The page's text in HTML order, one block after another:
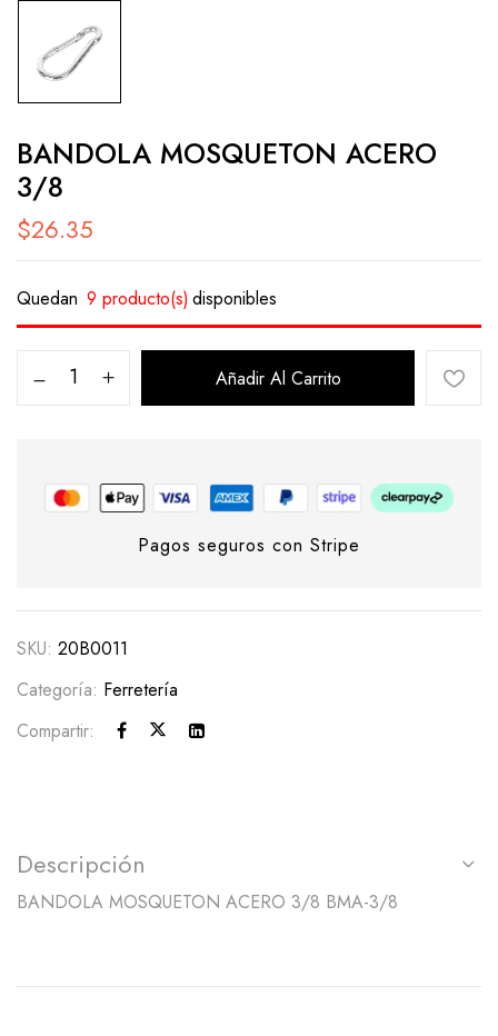
BANDOLA MOSQUETON ACERO
3/8
$26.35
Quedan 9 producto(s) disponibles
Añadir Al Carrito
Pagos seguros con Stripe
SKU: 20B0011
Categoría: Ferretería
Compartir:
Descripción
BANDOLA MOSQUETON ACERO 3/8 BMA-3/8